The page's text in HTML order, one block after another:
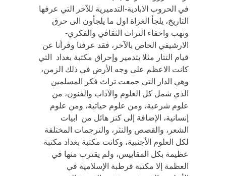
في الحروب الابادية-التدميرية للآخر التي عرفها
التاريخ، يلجأ الغزاة اول ما يلجأون الى حرق
ونهب واخفاء التراث الثقافي والفكري-
الارشيفي الخاص بالآخر، فقد عرفنا وقرأنا عن
قيام التتار مثلا بتدمير وإحراق مكتبة بغداد التي
كانت الاعظم على وجه الأرض في ذلك الزمن،
وهي الدار التي جمعت تراث فكر المسلمين
الذي شمل كل العلوم والآداب والفنون، من
علوم شرعية، ومن علوم حياتية، ومن علوم
إنسانية، الإضافة إلى كنز هائل من ابيات
الشعر، والقصص والنثر، والترجمات المختلفة
لكل العلوم الأجنبية، وكانت مكتبة بغداد مكتبة
عظيمة بكل المقاييس، ولم يقترب منها في
العظمة إلا مكتبة قرطبة الإسلامية في